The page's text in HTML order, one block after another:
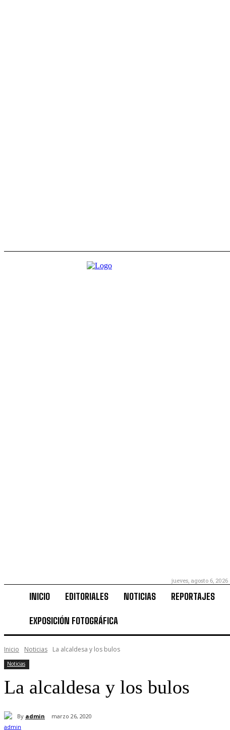
jueves, agosto 6, 2026
INICIO EDITORIALES NOTICIAS REPORTAJES
EXPOSICIÓN FOTOGRÁFICA
Inicio Noticias La alcaldesa y los bulos
Noticias
La alcaldesa y los bulos
By admin marzo 26, 2020